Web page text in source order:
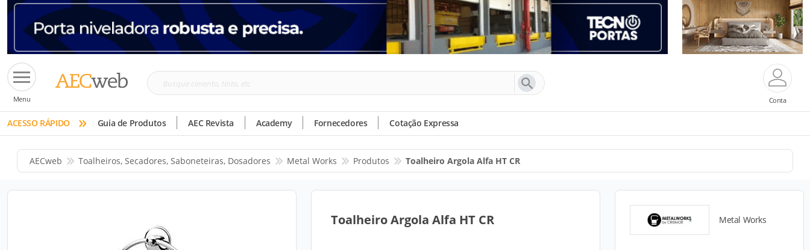
Menu
Busque
tinta,
etc
Conta
ACESSO RÁPIDO » Guia de Produtos AEC Revista Academy Fornecedores Cotação Expressa
AECweb Toalheiros, Secadores, Saboneteiras, Dosadores Metal Works Produtos Toalheiro Argola Alfa HT CR
Toalheiro Argola Alfa HT CR Metal Works